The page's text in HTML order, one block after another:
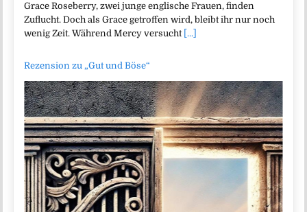
Grace Roseberry, zwei junge englische Frauen, finden
Zuflucht. Doch als Grace getroffen wird, bleibt ihr nur noch
wenig Zeit. Während Mercy versucht [...]
Rezension zu „Gut und Böse“